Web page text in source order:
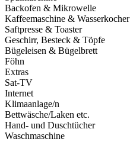
Backofen & Mikrowelle
Kaffeemaschine & Wasserkocher
Saftpresse & Toaster
Geschirr, Besteck & Töpfe
Bügeleisen & Bügelbrett
Föhn
Extras
Sat-TV
Internet
Klimaanlage/n
Bettwäsche/Laken etc.
Hand- und Duschtücher
Waschmaschine